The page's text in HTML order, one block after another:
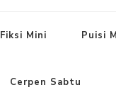
Fiksi Mini Puisi
Cerpen Sabtu